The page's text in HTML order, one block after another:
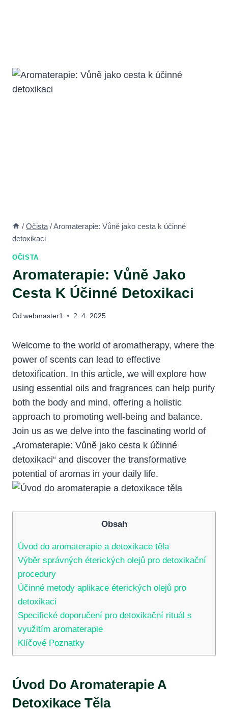
/ Očista /Aromaterapie: Vůně jako cesta k účinné
detoxikaci
OČISTA
Aromaterapie: Vůně Jako
Cesta K Účinné Detoxikaci
Od webmaster1 2. 4. 2025
Welcome to the world of aromatherapy, where the
power of scents can lead to effective
detoxification. In this article, we will explore how
using essential oils and fragrances can help purify
both the body and mind, offering a holistic
approach to promoting well-being and balance.
Join us as we delve into the fascinating world of
„Aromaterapie: Vůně jako cesta k účinné
detoxikaci“ and discover the transformative
potential of aromas in your daily life.
Obsah
Úvod do aromaterapie a detoxikace těla
Výběr správných éterických olejů pro detoxikační
procedury
Účinné metody aplikace éterických olejů pro
detoxikaci
Specifické doporučení pro detoxikační rituál s
využitím aromaterapie
Klíčové Poznatky
Úvod Do Aromaterapie A
Detoxikace Těla